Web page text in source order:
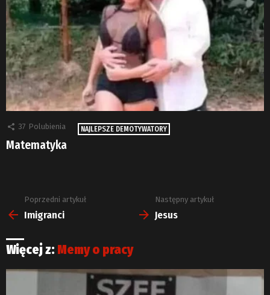
37 Polubienia NAJLEPSZE DEMOTYWATORY
Matematyka
Zobacz
więcej
Poprzedni artykuł
Imigranci
Następny artykuł
Jesus
Więcej z: Memy o pracy